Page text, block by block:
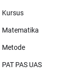
Kursus
Matematika
Metode
PAT PAS UAS